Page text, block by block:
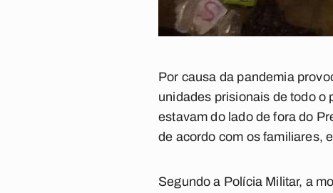
Por causa da pandemia
unidades prisionais de todo o
estavam do lado de fora do
de acordo com os familiares,
Segundo a Polícia Militar, a